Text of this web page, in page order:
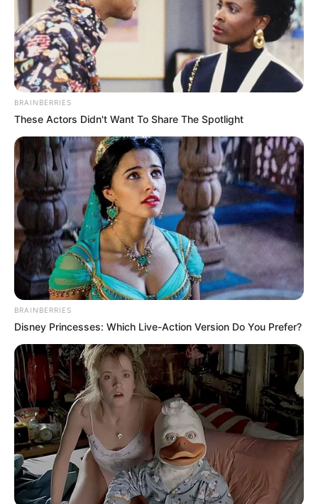
BRAINBERRIES
These Actors Didn't Want To Share The Spotlight
BRAINBERRIES
Disney Princesses: Which Live-Action Version Do You Prefer?